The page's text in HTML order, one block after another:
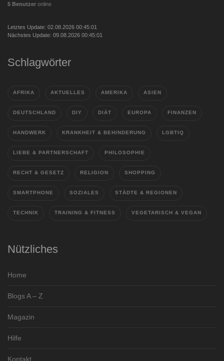
5 Benutzer online
Letztes Update: 02.08.2026 00:45:01
Nächstes Update: 09.08.2026 00:45:01
Schlagwörter
AFRIKA AKTUELLES AMERIKA ASIEN
DEUTSCHLAND DIY DIÄT EUROPA FINANZEN
HANDWERK KRANKHEIT & BEHINDERUNG LGBTIQ
LIEBE & PARTNERSCHAFT PHILOSOPHIE
RECHT & GESETZ RELIGION SHOPPING
SMARTPHONE SOZIALES STÄDTE & REGIONEN
TECHNIK TRAINING & FITNESS VEGETARISCH & VEGAN
Nützliches
Home
Blogs A – Z
Magazin
Hilfe
Kontakt